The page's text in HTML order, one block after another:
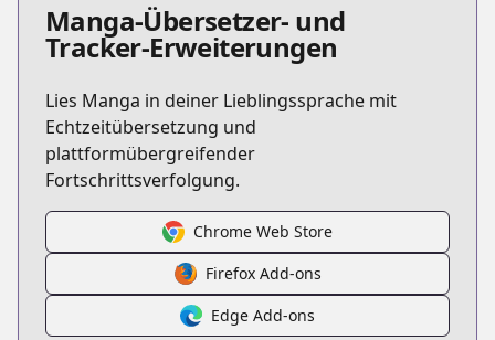
Manga-Übersetzer- und
Tracker-Erweiterungen
Lies Manga in deiner Lieblingssprache mit
Echtzeitübersetzung und
plattformübergreifender
Fortschrittsverfolgung.
Chrome Web Store
Firefox Add-ons
Edge Add-ons